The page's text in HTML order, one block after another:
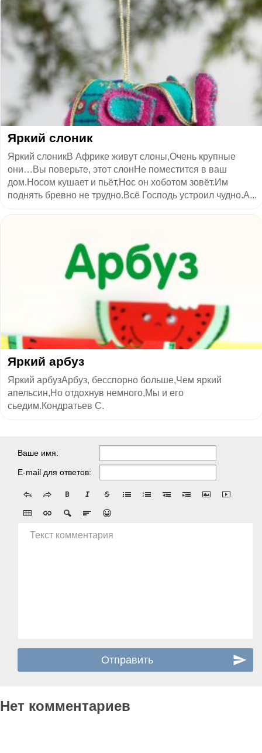
Яркий слоник
Яркий слоникВ Африке живут слоны,Очень крупные
они…Вы поверьте, этот слонНе поместится в ваш
дом.Носом кушает и пьёт,Нос он хоботом зовёт.Им
поднять бревно не трудно.Всё Господь устроил чудно.А...
​Яркий арбуз
Яркий арбузАрбуз, бесспорно больше,Чем яркий
апельсин,Но отдохнув немного,Мы и его
сьедим.Кондратьев С.
Ваше имя:
E-mail для ответов:
Текст комментария
Нет комментариев